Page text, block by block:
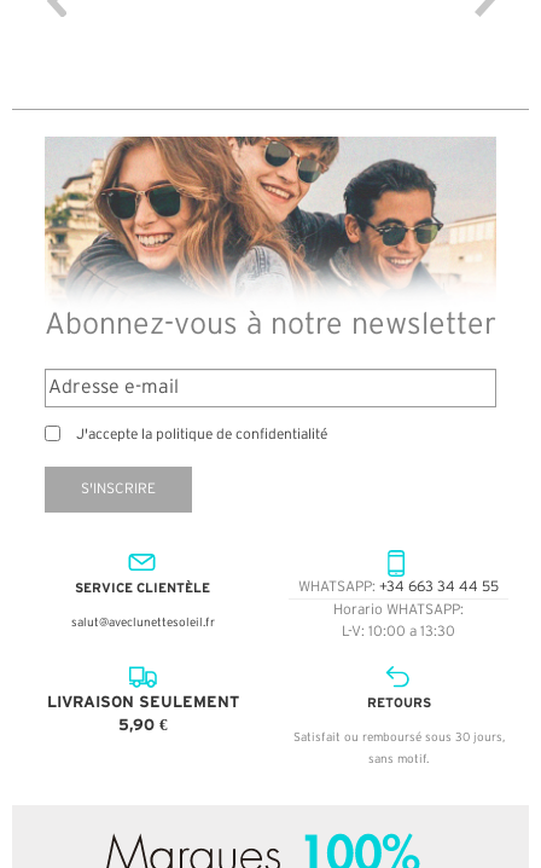
Abonnez-vous à notre newsletter
J'accepte la politique de confidentialité
S'INSCRIRE
SERVICE CLIENTÈLE
salut@aveclunettesoleil.fr
WHATSAPP: +34 663 34 44 55
Horario WHATSAPP:
L-V: 10:00 a 13:30
LIVRAISON SEULEMENT
5,90 €
RETOURS
Satisfait ou remboursé sous 30 jours,
sans motif.